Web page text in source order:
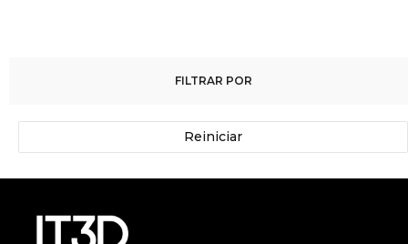
FILTRAR POR
Reiniciar